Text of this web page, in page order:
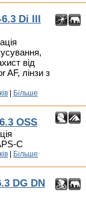
Di III
від
AF, лінзи з
Більше
OSS
C
Більше
DG DN